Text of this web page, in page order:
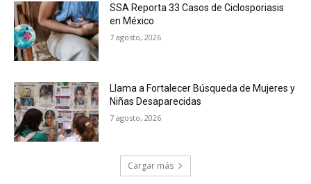
SSA Reporta 33 Casos de Ciclosporiasis
en México
7 agosto, 2026
Llama a Fortalecer Búsqueda de Mujeres y
Niñas Desaparecidas
7 agosto, 2026
Cargar más